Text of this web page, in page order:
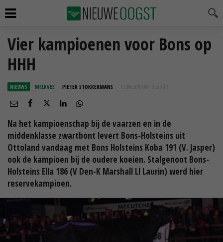
Vier kampioenen voor Bons op
HHH
NIEUWS MELKVEE PIETER STOKKERMANS 10 DEC 2016 OM 16:32
Na het kampioenschap bij de vaarzen en in de
middenklasse zwartbont levert Bons-Holsteins uit
Ottoland vandaag met Bons Holsteins Koba 191 (V. Jasper)
ook de kampioen bij de oudere koeien. Stalgenoot Bons-
Holsteins Ella 186 (V Den-K Marshall Ll Laurin) werd hier
reservekampioen.